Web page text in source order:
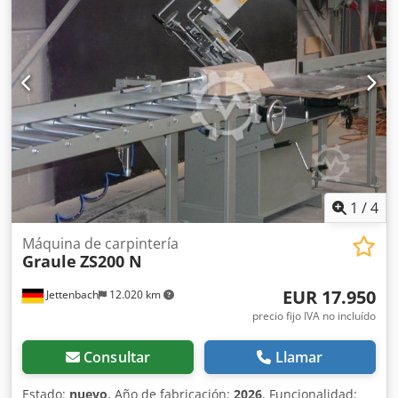
posiciones. Unidad de fresado en cadena. Impresora de
etiquetas. Marcador. Disponible a partir de mediados de
agosto de 2026. Se puede organizar la puesta en marcha y
la formación.
1 /4
Jettenbach 12.020 km
Máquina de carpintería
Graule ZS200 N
EUR 17.950
precio fijo IVA no incluído
Consultar Llamar
Estado: nuevo, Año de fabricación: 2026, Funcionalidad: